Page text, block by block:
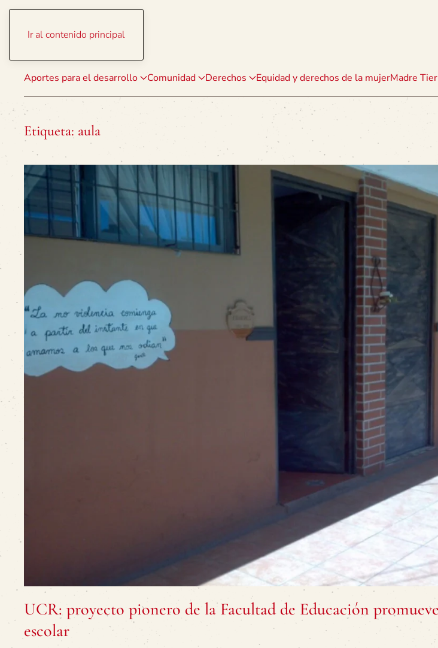
Ir al contenido principal
Aportes para el desarrollo Comunidad Derechos Equidad y derechos de la mujerMadre
Etiqueta: aula
UCR: proyecto pionero de la Facultad de Educación
escolar